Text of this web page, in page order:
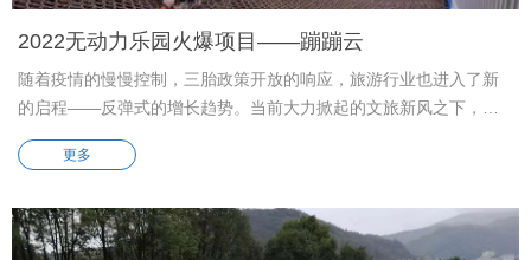
2022无动力乐园火爆项目——蹦蹦云
随着疫情的慢慢控制，三胎政策开放的响应，旅游行业也进入了新
的启程——反弹式的增长趋势。当前大力掀起的文旅新风之下，无
论是儿童还是家长，无动力乐园都是令人兴奋的、鼓舞人心的和具
有挑战性的。 大部分的无动力乐园都是以攀爬设备为主，比如：勇
攀爬，更喜欢蹦跳，所以蹦蹦云在这些设备中可以脱颖而出。外观
像是一朵落在“凡间”的白云，小朋友可以成群结队的在上面蹦蹦跳
更多